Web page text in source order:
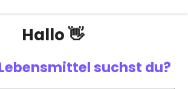
Hallo 👋
suchst du?